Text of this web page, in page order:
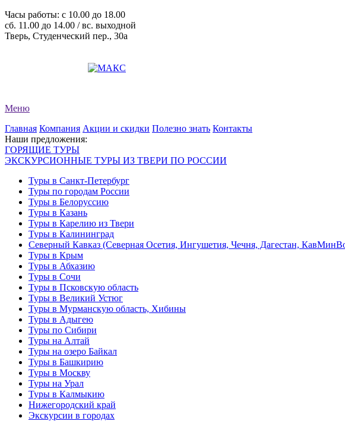
Часы работы: c 10.00 до 18.00
сб. 11.00 до 14.00 / вс. выходной
Тверь, Студенческий пер., 30а
Меню
Главная Компания Акции и скидки Полезно знать Контакты
Наши предложения:
ГОРЯЩИЕ ТУРЫ
ЭКСКУРСИОННЫЕ ТУРЫ ИЗ ТВЕРИ ПО РОССИИ
Туры в Санкт-Петербург
Туры по городам России
Туры в Белоруссию
Туры в Казань
Туры в Карелию из Твери
Туры в Калининград
Северный Кавказ (Северная Осетия, Ингушетия, Чечня, Дагестан,
Туры в Крым
Туры в Абхазию
Туры в Сочи
Туры в Псковскую область
Туры в Великий Устюг
Туры в Мурманскую область, Хибины
Туры в Адыгею
Туры по Сибири
Туры на Алтай
Туры на озеро Байкал
Туры в Башкирию
Туры в Москву
Туры на Урал
Туры в Калмыкию
Нижегородский край
Экскурсии в городах